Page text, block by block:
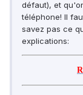
défaut), et
téléphone! Il
savez pas ce
explications: